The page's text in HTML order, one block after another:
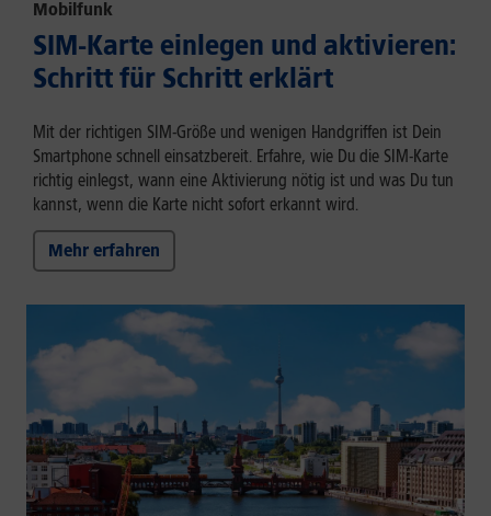
Mobilfunk
SIM-Karte einlegen und aktivieren:
Schritt für Schritt erklärt
Mit der richtigen SIM-Größe und wenigen Handgriffen ist Dein
Smartphone schnell einsatzbereit. Erfahre, wie Du die SIM-Karte
richtig einlegst, wann eine Aktivierung nötig ist und was Du tun
kannst, wenn die Karte nicht sofort erkannt wird.
Mehr erfahren